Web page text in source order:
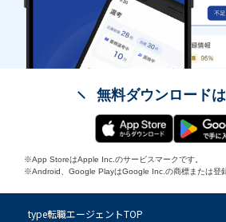
無料ダウンロード
※App StoreはApple Inc.のサービスマークです。
※Android、Google PlayはGoogle Inc.の商標または登
type転職エージェントTOP